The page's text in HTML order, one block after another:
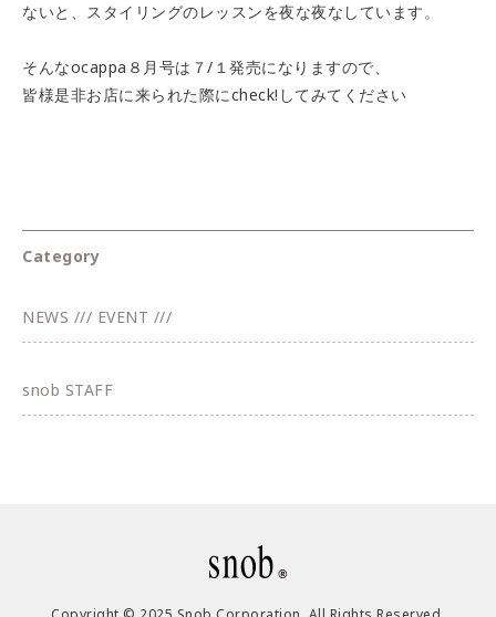
ないと、スタイリングのレッスンを夜な夜なしています。
そんなocappa８月号は７/１発売になりますので、
皆様是非お店に来られた際にcheck!してみてください
Category
NEWS /// EVENT ///
snob STAFF